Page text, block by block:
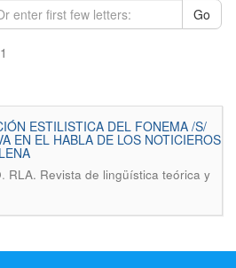
Go
ESTILISTICA DEL FONEMA /S/
EN EL HABLA DE LOS NOTICIEROS
. RLA. Revista de lingüística teórica y